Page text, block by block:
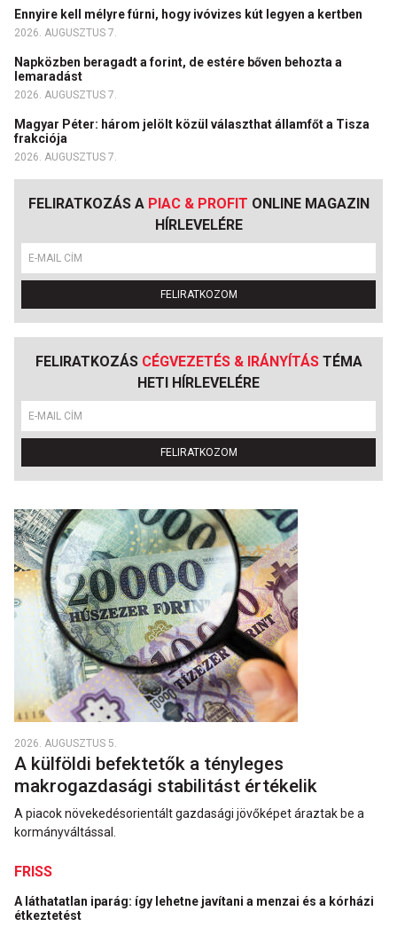
Ennyire kell mélyre fúrni, hogy ivóvizes kút legyen a kertben
2026. AUGUSZTUS 7.
Napközben beragadt a forint, de estére bőven behozta a
lemaradást
2026. AUGUSZTUS 7.
Magyar Péter: három jelölt közül választhat államfőt a Tisza
frakciója
2026. AUGUSZTUS 7.
FELIRATKOZÁS A PIAC & PROFIT ONLINE MAGAZIN
HÍRLEVELÉRE
FELIRATKOZOM
FELIRATKOZÁS CÉGVEZETÉS & IRÁNYÍTÁSTÉMA
HETI HÍRLEVELÉRE
FELIRATKOZOM
2026. AUGUSZTUS 5.
A külföldi befektetők a tényleges
makrogazdasági stabilitást értékelik
A piacok növekedésorientált gazdasági jövőképet áraztak be a
kormányváltással.
FRISS
A láthatatlan iparág: így lehetne javítani a menzai és a kórházi
étkeztetést